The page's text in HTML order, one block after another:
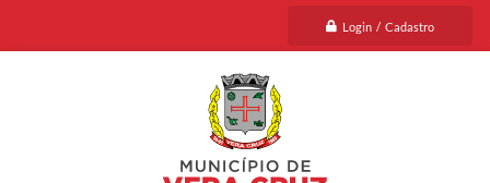
Login / Cadastro